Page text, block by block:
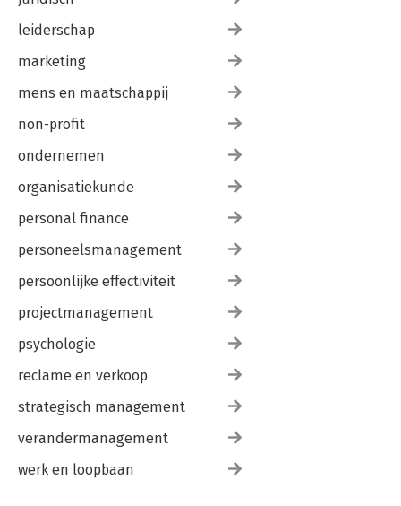
leiderschap
marketing
mens en maatschappij
non-profit
ondernemen
organisatiekunde
personal finance
personeelsmanagement
persoonlijke effectiviteit
projectmanagement
psychologie
reclame en verkoop
strategisch management
verandermanagement
werk en loopbaan